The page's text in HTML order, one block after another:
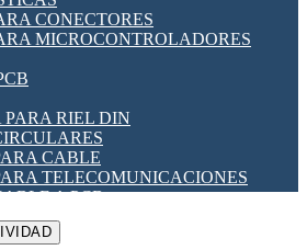
PANEL
RELÉ
FIN DE CARRERA
Y TC'S DE CORRIENTE
A PASO
LÓGICO PROGRAMABLES
DE HORARIO
CONECTORES
MICROCONTROLADORES
RIEL DIN
CABLE
TELECOMUNICACIONES
A PCB
A CABLE